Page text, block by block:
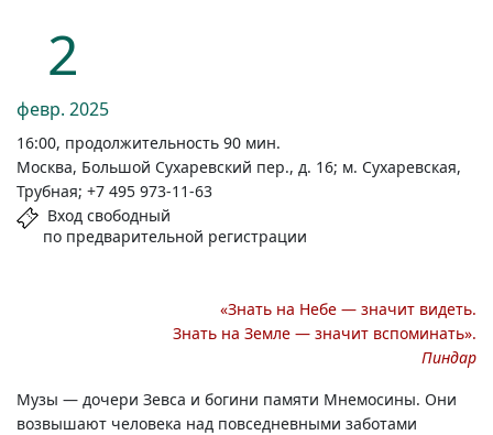
2
февр. 2025
16:00, продолжительность 90 мин.
Москва, Большой Сухаревский пер., д. 16; м. Сухаревская,
Трубная; +7 495 973-11-63
Вход свободный
по предварительной регистрации
«Знать на Небе — значит видеть.
Знать на Земле — значит вспоминать».
Пиндар
Музы — дочери Зевса и богини памяти Мнемосины. Они
возвышают человека над повседневными заботами